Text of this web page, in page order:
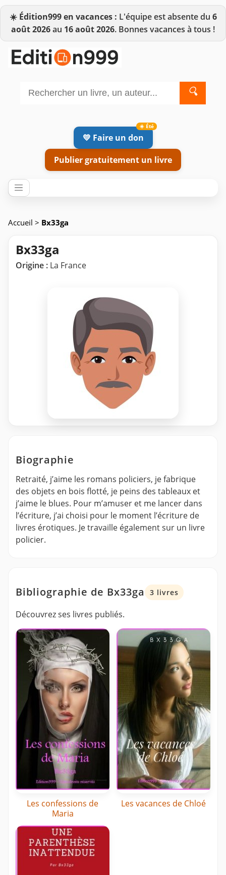
☀️ Édition999 en vacances : L'équipe est absente du 6
août 2026au 16 août 2026. Bonnes vacances à tous !
🔍
💛 Faire un don
Publier gratuitement un livre
Accueil > Bx33ga
Bx33ga
Origine : La France
Biographie
Retraité, j’aime les romans policiers, je fabrique
des objets en bois flotté, je peins des tableaux et
j’aime le blues. Pour m’amuser et me lancer dans
l’écriture, j’ai choisi pour le moment l’écriture de
livres érotiques. Je travaille également sur un livre
policier.
Bibliographie de Bx33ga 3 livres
Découvrez ses livres publiés.
Les confessions de
Maria
Les vacances de Chloé